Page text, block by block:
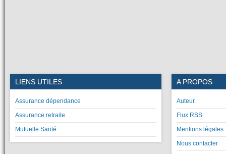
LIENS UTILES
Assurance dépendance
Assurance retraite
Mutuelle Santé
A PROPOS
Auteur
Flux RSS
Mentions légales
Nous contacter